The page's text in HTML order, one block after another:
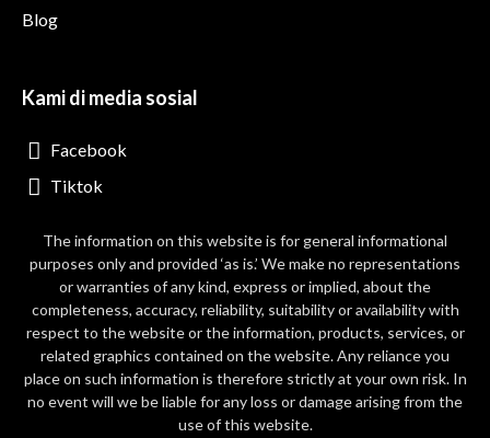
Blog
Kami di media sosial
Facebook
Tiktok
The information on this website is for general informational
purposes only and provided ‘as is.’ We make no representations
or warranties of any kind, express or implied, about the
completeness, accuracy, reliability, suitability or availability with
respect to the website or the information, products, services, or
related graphics contained on the website. Any reliance you
place on such information is therefore strictly at your own risk. In
no event will we be liable for any loss or damage arising from the
use of this website.